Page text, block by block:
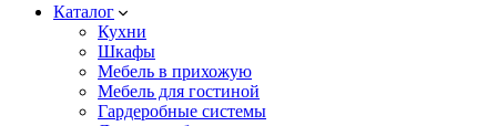
Каталог
Кухни
Шкафы
Мебель в прихожую
Мебель для гостиной
Гардеробные системы